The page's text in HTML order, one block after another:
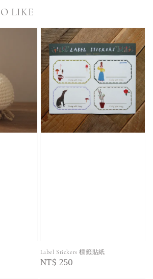
LIKE
Label Stickers 標籤貼紙
Regular
NT$ 250